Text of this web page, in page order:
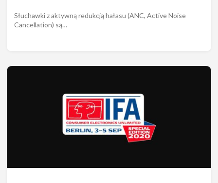
Słuchawki z aktywną redukcją hałasu (ANC, Active Noise
Cancellation) są…